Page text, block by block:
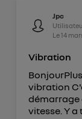
Jpc
Le14
Vibration
vibration
démarrage
vitesse. Y